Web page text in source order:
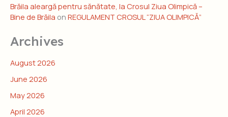
Brăila aleargă pentru sănătate, la Crosul Ziua Olimpică –
Bine de Brăila on REGULAMENT CROSUL “ZIUA OLIMPICĂ”
Archives
August 2026
June 2026
May 2026
April 2026